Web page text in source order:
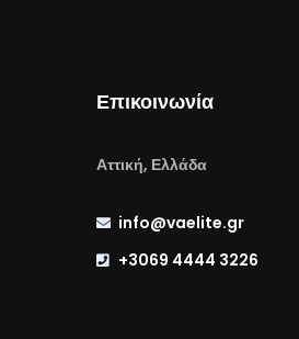
Επικοινωνία
Αττική, Ελλάδα
info@vaelite.gr
+3069 4444 3226